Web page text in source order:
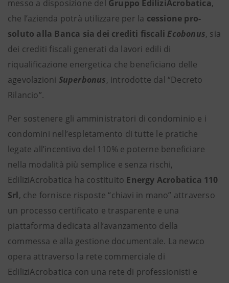
messo a disposizione del Gruppo EdiliziAcrobatica,
che l’azienda potrà utilizzare per la cessione pro-
soluto alla Banca sia dei crediti fiscali Ecobonus, sia
dei crediti fiscali generati da lavori edili di
riqualificazione energetica che beneficiano delle
agevolazioni Superbonus, introdotte dal “Decreto
Rilancio”.
Per sostenere gli amministratori di condominio e i
condomini nell’espletamento di tutte le pratiche
legate all’incentivo del 110% e poterne beneficiare
nella modalità più semplice e senza rischi,
EdiliziAcrobatica ha costituito Energy Acrobatica 110
Srl, che fornisce risposte “chiavi in mano” attraverso
un processo certificato e trasparente e una
piattaforma dedicata all’avanzamento della
commessa e alla gestione documentale. La newco
opera attraverso la rete commerciale di
EdiliziAcrobatica con una rete di professionisti e